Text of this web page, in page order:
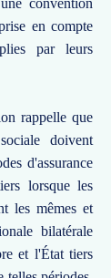
convention
en compte
par leurs
rappelle que
doivent
d'assurance
lorsque les
les mêmes et
bilatérale
et l'État tiers